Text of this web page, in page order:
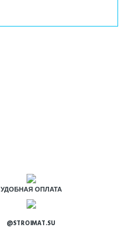
УДОБНАЯ ОПЛАТА
@STROIMAT.SU